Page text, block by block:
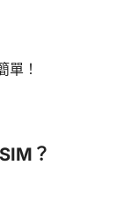
單！
？